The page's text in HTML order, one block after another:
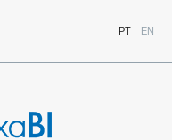
PT EN